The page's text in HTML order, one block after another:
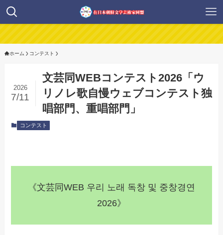
ホーム コンテスト
文芸同WEBコンテスト2026「ウ
リノレ歌自慢ウェブコンテスト独
唱部門、重唱部門」
2026
7/11
コンテスト
《文芸同WEB 우리 노래 독창 및 중창경연
2026》